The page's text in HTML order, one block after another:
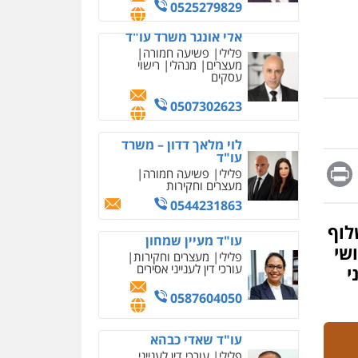
Message
Print
0525279829
אלי אונגר משרד עו"ד
פלילי פשיעה חמורה
מעצרים מנהלי רישוי
עסקים
0507302623
לוי מלאך דדון – משרד
עו"ד
פלילי פשיעה חמורה
מעצרים וחקירות
0544231863
עו"ד מעיין שמחון
פלילי מעצרים וחקירות
עורכי דין לענייני אסירים
0587604050
עו"ד שאדי כבהא
מחיקת כתבות מגוגל
ודחיקת אזכורים שליליים
שירותים מקצועיים לעורכי
דין
0522508109
אחסון אתרים
מהירות הגנה גיבוי
תמיכה שירותים מקצועיים
לעורכי דין
מרכז התחלה חדשה
אסירים עבירות מין
שירותים מקצועיים לעורכי
דין
0544500346
מאיה בלום, עו"ס,
טיפול ושיקום
טיפול בהתמכרויות
שירותים מקצועיים לעורכי
דין
איומים כתובים
תושב סכנין חשוד ששלח הודעות